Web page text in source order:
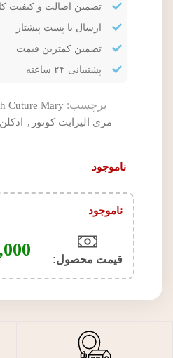
تضمین اصالت و کیفیت
ارسال با پست پیشتاز
تضمین کمترین قیمت
پشتیبانی ۲۴ ساعته
برچسب: Cuture Mary
مری الیزابت کوتور ,
ناموجود
ناموجود
قیمت محصول:​